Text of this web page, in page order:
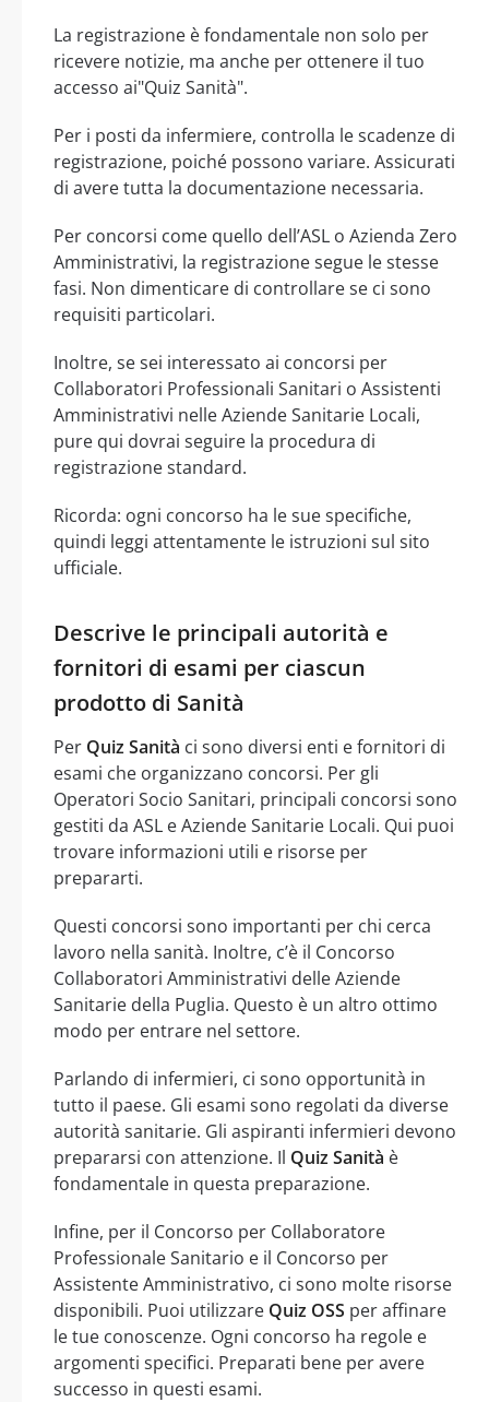
La registrazione è fondamentale non solo per
ricevere notizie, ma anche per ottenere il tuo
accesso ai"Quiz Sanità".
Per i posti da infermiere, controlla le scadenze di
registrazione, poiché possono variare. Assicurati
di avere tutta la documentazione necessaria.
Per concorsi come quello dell’ASL o Azienda Zero
Amministrativi, la registrazione segue le stesse
fasi. Non dimenticare di controllare se ci sono
requisiti particolari.
Inoltre, se sei interessato ai concorsi per
Collaboratori Professionali Sanitari o Assistenti
Amministrativi nelle Aziende Sanitarie Locali,
pure qui dovrai seguire la procedura di
registrazione standard.
Ricorda: ogni concorso ha le sue specifiche,
quindi leggi attentamente le istruzioni sul sito
ufficiale.
Descrive le principali autorità e
fornitori di esami per ciascun
prodotto di Sanità
Per Quiz Sanità ci sono diversi enti e fornitori di
esami che organizzano concorsi. Per gli
Operatori Socio Sanitari, principali concorsi sono
gestiti da ASL e Aziende Sanitarie Locali. Qui puoi
trovare informazioni utili e risorse per
prepararti.
Questi concorsi sono importanti per chi cerca
lavoro nella sanità. Inoltre, c’è il Concorso
Collaboratori Amministrativi delle Aziende
Sanitarie della Puglia. Questo è un altro ottimo
modo per entrare nel settore.
Parlando di infermieri, ci sono opportunità in
tutto il paese. Gli esami sono regolati da diverse
autorità sanitarie. Gli aspiranti infermieri devono
prepararsi con attenzione. Il Quiz Sanità è
fondamentale in questa preparazione.
Infine, per il Concorso per Collaboratore
Professionale Sanitario e il Concorso per
Assistente Amministrativo, ci sono molte risorse
disponibili. Puoi utilizzare Quiz OSS per affinare
le tue conoscenze. Ogni concorso ha regole e
argomenti specifici. Preparati bene per avere
successo in questi esami.